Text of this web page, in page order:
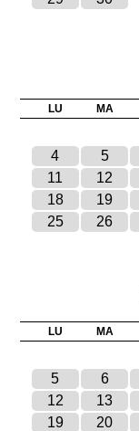
LU MA
4
5
11
12
18
19
25
26
LU MA
5
6
12
13
19
20